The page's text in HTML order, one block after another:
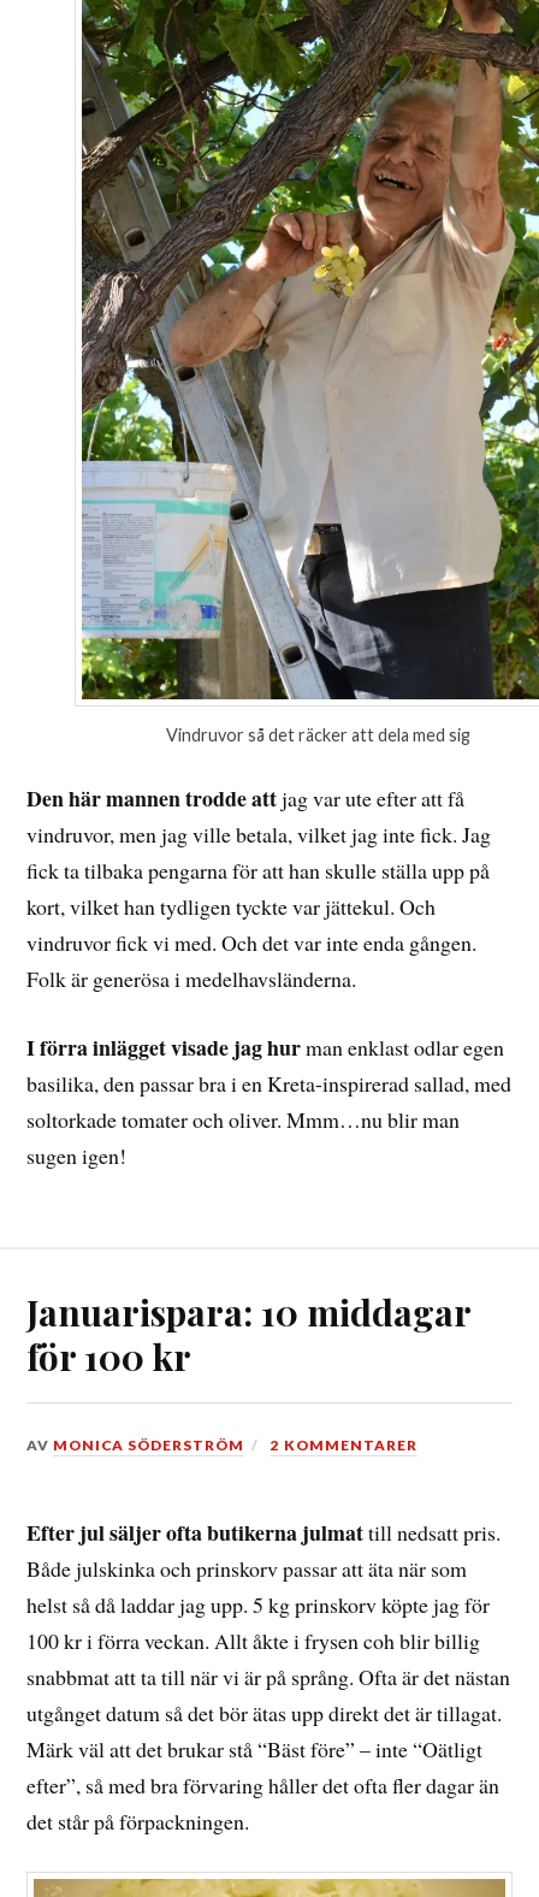
Vindruvor så det räcker att dela med sig
Den här mannen trodde attjag var ute efter att få
vindruvor, men jag ville betala, vilket jag inte fick. Jag
fick ta tilbaka pengarna för att han skulle ställa upp på
kort, vilket han tydligen tyckte var jättekul. Och
vindruvor fick vi med. Och det var inte enda gången.
Folk är generösa i medelhavsländerna.
I förra inlägget visade jag hurman enklast odlar egen
basilika, den passar bra i en Kreta-inspirerad sallad, med
soltorkade tomater och oliver. Mmm…nu blir man
sugen igen!
Januarispara: 10 middagar
för 100 kr
DEN
2015
AV MONICA SÖDERSTRÖM 2 KOMMENTARER
Efter jul säljer ofta butikerna julmattill nedsatt pris.
Både julskinka och prinskorv passar att äta när som
helst så då laddar jag upp. 5 kg prinskorv köpte jag för
100 kr i förra veckan. Allt åkte i frysen coh blir billig
snabbmat att ta till när vi är på språng. Ofta är det nästan
utgånget datum så det bör ätas upp direkt det är tillagat.
Märk väl att det brukar stå “Bäst före” – inte “Oätligt
efter”, så med bra förvaring håller det ofta fler dagar än
det står på förpackningen.